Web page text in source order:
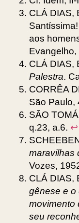
CLÁ DIAS,
aos
Evangelho,
CLÁ DIAS,
Palestra.
CORRÊA
São Paulo,
SÃO
q.23, a.6. ↩︎
maravilhas
Vozes,
CLÁ DIAS,
gênese e o
movimento
seu